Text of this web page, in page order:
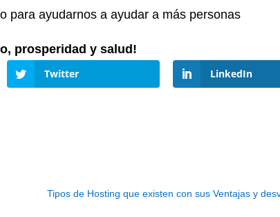
para ayudarnos a ayudar a más personas
prosperidad y salud!
Twitter LinkedIn
Tipos de Hosting que existen con sus Ventajas y